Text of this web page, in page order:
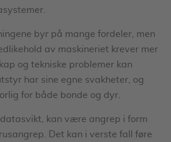
byr på mange fordeler, men
av maskineriet krever mer
og tekniske problemer kan
har sine egne svakheter, og
for både bonde og dyr.
datasvikt, kan være angrep i form
Det kan i verste fall føre